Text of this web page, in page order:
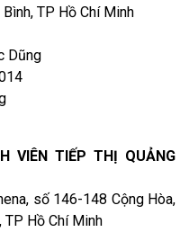
TP Hồ Chí Minh
Dũng
VIÊN TIẾP THỊ QUẢNG
số 146-148 Cộng Hòa,
TP Hồ Chí Minh